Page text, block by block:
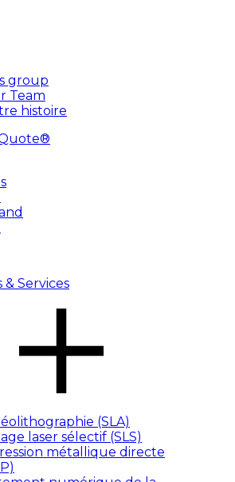
group
Team
histoire
& Services
(SLA)
laser sélectif (SLS)
métallique directe